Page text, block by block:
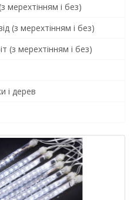
мерехтінням і без)
(з мерехтінням і без)
(з мерехтінням і без)
і дерев